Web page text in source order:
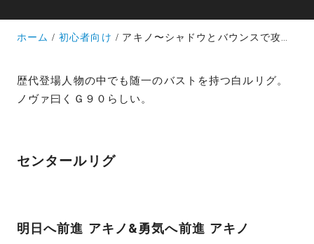
ホーム 初心者向け アキノ〜シャドウとバウンスで攻防一体！
歴代登場人物の中でも随一のバストを持つ白ルリグ。
ノヴァ曰くＧ９０らしい。
センタールリグ
明日へ前進 アキノ&勇気へ前進 アキノ